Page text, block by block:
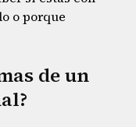
o porque
de un